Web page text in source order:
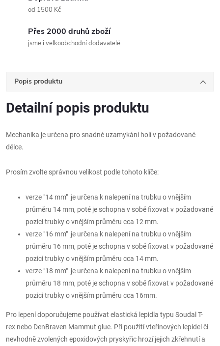
od 1500 Kč
Přes 2000 druhů zboží
jsme i velkoobchodní dodavatelé
Popis produktu
Detailní popis produktu
Mechanika je určena pro snadné uzamykání holí v požadované
délce.
Prosím zvolte správnou velikost podle tohoto klíče:
verze "14 mm" je určena k nalepení na trubku o vnějším
průměru 14 mm, poté je schopna v sobě fixovat v požadované
pozici trubky o vnějším průměru cca 12 mm.
verze "16 mm" je určena k nalepení na trubku o vnějším
průměru 16 mm, poté je schopna v sobě fixovat v požadované
pozici trubky o vnějším průměru cca 14 mm.
verze "18 mm" je určena k nalepení na trubku o vnějším
průměru 18 mm, poté je schopna v sobě fixovat v požadované
pozici trubky o vnějším průměru cca 16mm.
Pro lepení doporučujeme používat elastická lepidla typu Soudal T-
rex nebo DenBraven Mammut glue. Při použití vteřinových lepidel či
nevhodně zvolených epoxidových pryskyřic hrozí jejich zkřehnutí a